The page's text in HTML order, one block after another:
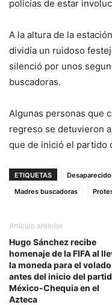
policías de estar
A la altura de la
dividía un ruidoso
silenció por unos
buscadoras.
Algunas personas que
regreso se detuvieron
que de inició el partido
ETIQUETAS
Madres buscadoras
Artículo anterior
Hugo Sánchez recibe
homenaje de la FIFA al
la moneda para el volado
antes del inicio del
México-Chequia en el
Azteca